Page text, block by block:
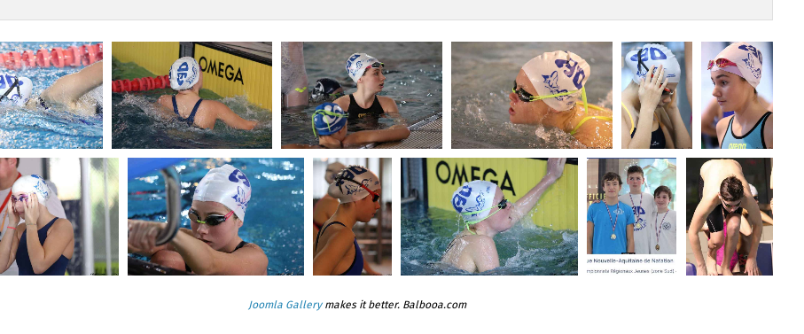
Joomla Gallerymakes it better. Balbooa.com